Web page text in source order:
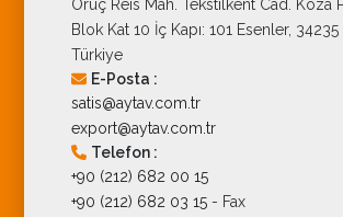
Oruç Reis Mah. Tekstilkent Cad. Koza
Blok Kat 10 İç Kapı: 101 Esenler,
Türkiye
E-Posta :
satis@aytav.com.tr
export@aytav.com.tr
Telefon :
+90 (212) 682 00 15
+90 (212) 682 03 15- Fax